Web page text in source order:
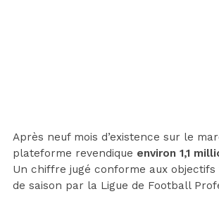
Après neuf mois d’existence sur le
plateforme revendique environ 1,1
Un chiffre jugé conforme aux objectifs
de saison par la Ligue de Football